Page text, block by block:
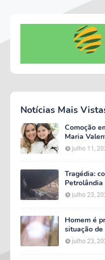
Notícias Mais
Comoção
Maria
começa às
julho 11,
Tragédia:
em Floresta
julho 23,
Homem é
situação
corpo em
julho 23,